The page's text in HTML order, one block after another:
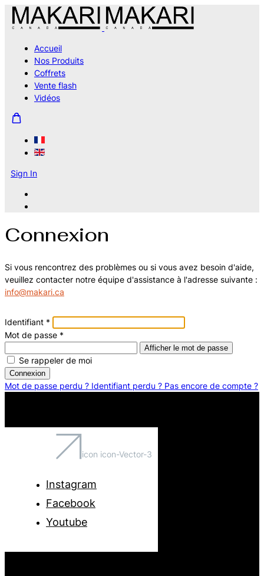
Accueil
Nos Produits
Coffrets
Vente flash
Vidéos
Sign In
Connexion
Si vous rencontrez des problèmes ou si vous avez besoin d'aide,
veuillez contacter notre équipe d'assistance à l'adresse suivante :
info@makari.ca
Identifiant *
Mot de passe *
Afficher le mot de passe
Se rappeler de moi
Connexion
Mot de passe perdu ? Identifiant perdu ? Pas encore de compte ?
icon icon-Vector-3
Instagram
Facebook
Youtube